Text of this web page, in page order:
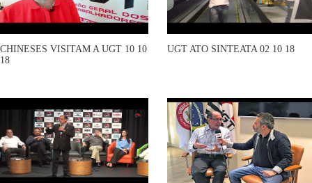
CHINESES VISITAM A UGT 10 10
18
UGT ATO SINTEATA 02 10 18